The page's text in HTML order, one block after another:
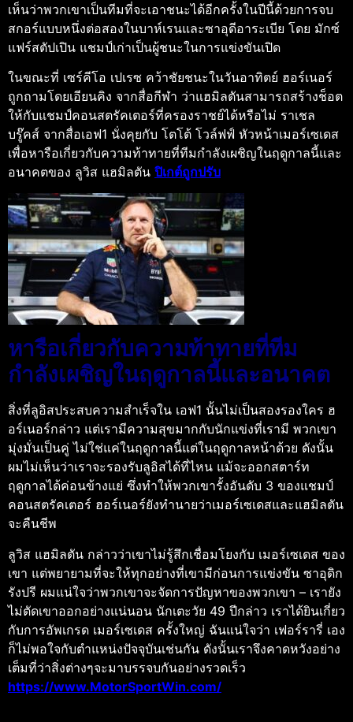
เห็นว่าพวกเขาเป็นทีมที่จะเอาชนะได้อีกครั้งในปีนี้ด้วยการจบ
สกอร์แบบหนึ่งต่อสองในบาห์เรนและซาอุดีอาระเบีย โดย มักซ์
แฟร์สตัปเปิน แชมป์เก่าเป็นผู้ชนะในการแข่งขันเปิด
ในขณะที่ เซร์คีโอ เปเรซ คว้าชัยชนะในวันอาทิตย์ ฮอร์เนอร์
ถูกถามโดยเอียนคิง จากสื่อกีฬา ว่าแฮมิลตันสามารถสร้างช็อต
ให้กับแชมป์คอนสตรัคเตอร์ที่ครองราชย์ได้หรือไม่ ราเชล
บรู๊คส์ จากสื่อเอฟ1 นั่งคุยกับ โตโต้ โวล์ฟฟ์ หัวหน้าเมอร์เซเดส
เพื่อหารือเกี่ยวกับความท้าทายที่ทีมกำลังเผชิญในฤดูกาลนี้และ
อนาคตของ ลูวิส แฮมิลตัน ปิเกต์ถูกปรับ
หารือเกี่ยวกับความท้าทายที่ทีม
กำลังเผชิญในฤดูกาลนี้และอนาคต
สิ่งที่ลูอิสประสบความสำเร็จใน เอฟ1 นั้นไม่เป็นสองรองใคร ฮ
อร์เนอร์กล่าว แต่เรามีความสุขมากกับนักแข่งที่เรามี พวกเขา
มุ่งมั่นเป็นคู่ ไม่ใช่แค่ในฤดูกาลนี้แต่ในฤดูกาลหน้าด้วย ดังนั้น
ผมไม่เห็นว่าเราจะรองรับลูอิสได้ที่ไหน แม้จะออกสตาร์ท
ฤดูกาลได้ค่อนข้างแย่ ซึ่งทำให้พวกเขารั้งอันดับ 3 ของแชมป์
คอนสตรัคเตอร์ ฮอร์เนอร์ยังทำนายว่าเมอร์เซเดสและแฮมิลตัน
จะคืนชีพ
ลูวิส แฮมิลตัน กล่าวว่าเขาไม่รู้สึกเชื่อมโยงกับ เมอร์เซเดส ของ
เขา แต่พยายามที่จะให้ทุกอย่างที่เขามีก่อนการแข่งขัน ซาอุดิก
รังปรี ผมแน่ใจว่าพวกเขาจะจัดการปัญหาของพวกเขา – เรายัง
ไม่ตัดเขาออกอย่างแน่นอน นักเตะวัย 49 ปีกล่าว เราได้ยินเกี่ยว
กับการอัพเกรด เมอร์เซเดส ครั้งใหญ่ ฉันแน่ใจว่า เฟอร์รารี่ เอง
ก็ไม่พอใจกับตำแหน่งปัจจุบันเช่นกัน ดังนั้นเราจึงคาดหวังอย่าง
เต็มที่ว่าสิ่งต่างๆจะมาบรรจบกันอย่างรวดเร็ว
https://www.MotorSportWin.com/